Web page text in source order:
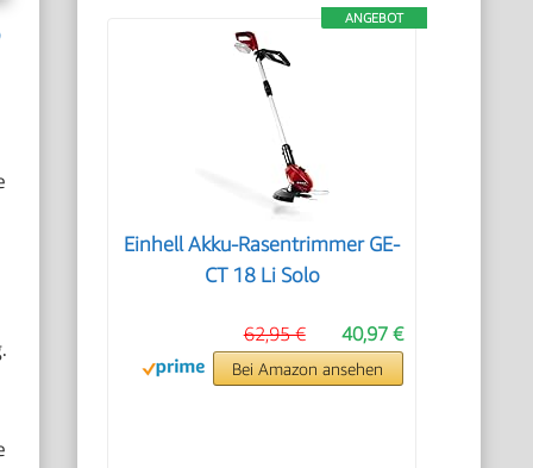
ANGEBOT
Einhell Akku-Rasentrimmer GE-
CT 18 Li Solo
40,97 €
62,95 €
Bei Amazon ansehen